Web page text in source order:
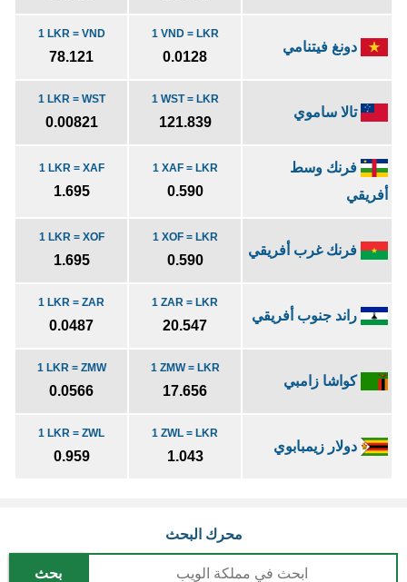
دونغ فيتنامي
1 VND = LKR
0.0128
1 LKR = VND
78.121
تالا ساموي
1 WST = LKR
121.839
1 LKR = WST
0.00821
فرنك وسط
أفريقي
1 XAF = LKR
0.590
1 LKR = XAF
1.695
فرنك غرب أفريقي
1 XOF = LKR
0.590
1 LKR = XOF
1.695
راند جنوب أفريقي
1 ZAR = LKR
20.547
1 LKR = ZAR
0.0487
كواشا زامبي
1 ZMW = LKR
17.656
1 LKR = ZMW
0.0566
دولار زيمبابوي
1 ZWL = LKR
1.043
1 LKR = ZWL
0.959
محرك البحث
بحث